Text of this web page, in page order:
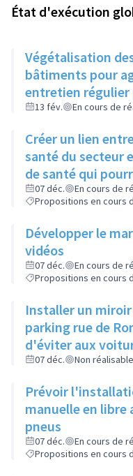
État d'exécution
Végétalisation
bâtiments pour
entretien régulier
13 fév. En cours de
Créer un lien entre les établissements
santé du secteur
de santé qui
professionnel
07 déc.
En cours de
Propositions en cours
Développer le
vidéos
07 déc.
En cours de
Propositions en cours
Installer un
parking rue de
d'éviter aux
07 déc. Non réalisable
Prévoir
manuelle en libre
pneus
07 déc.
En cours de
Propositions en cours